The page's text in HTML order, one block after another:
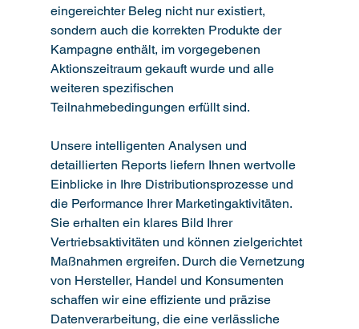
eingereichter Beleg nicht nur existiert,
sondern auch die korrekten Produkte der
Kampagne enthält, im vorgegebenen
Aktionszeitraum gekauft wurde und alle
weiteren spezifischen
Teilnahmebedingungen erfüllt sind.
Unsere intelligenten Analysen und
detaillierten Reports liefern Ihnen wertvolle
Einblicke in Ihre Distributionsprozesse und
die Performance Ihrer Marketingaktivitäten.
Sie erhalten ein klares Bild Ihrer
Vertriebsaktivitäten und können zielgerichtet
Maßnahmen ergreifen. Durch die Vernetzung
von Hersteller, Handel und Konsumenten
schaffen wir eine effiziente und präzise
Datenverarbeitung, die eine verlässliche